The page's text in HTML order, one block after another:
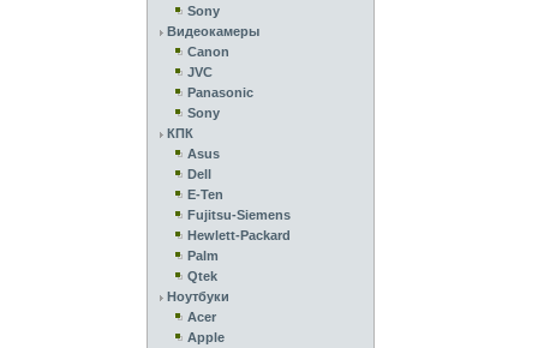
Sony
Видеокамеры
Canon
JVC
Panasonic
Sony
КПК
Asus
Dell
E-Ten
Fujitsu-Siemens
Hewlett-Packard
Palm
Qtek
Ноутбуки
Acer
Apple